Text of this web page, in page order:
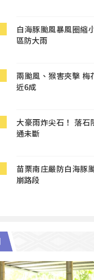
白海豚颱風暴風圈縮
區防大雨
兩颱風、猴害夾擊 梅
近6成
大豪雨炸尖石！ 落石
通未斷
苗栗南庄嚴防白海豚
崩路段